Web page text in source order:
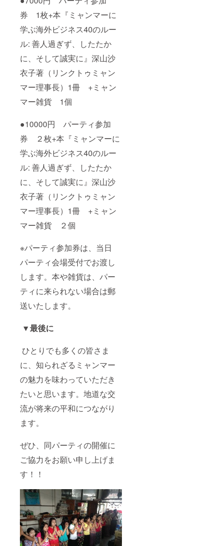
券 1枚+本『ミャンマーに
学ぶ海外ビジネス40のルー
ル: 善人過ぎず、したたか
に、そして誠実に』深山沙
衣子著（リンクトゥミャン
マー理事長）1冊 +ミャン
マー雑貨 1個
●10000円 パーティ参加
券 ２枚+本『ミャンマーに
学ぶ海外ビジネス40のルー
ル: 善人過ぎず、したたか
に、そして誠実に』深山沙
衣子著（リンクトゥミャン
マー理事長）1冊 +ミャン
マー雑貨 ２個
※パーティ参加券は、当日
パーティ会場受付でお渡し
します。本や雑貨は、パー
ティに来られない場合は郵
送いたします。
▼最後に
ひとりでも多くの皆さま
に、知られざるミャンマー
の魅力を味わっていただき
たいと思います。地道な交
流が将来の平和につながり
ます。
ぜひ、同パーティの開催に
ご協力をお願い申し上げま
す！！